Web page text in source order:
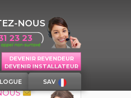
NOUS
23 23
DEVENIR REVENDEUR
DEVENIR INSTALLATEUR
SAV